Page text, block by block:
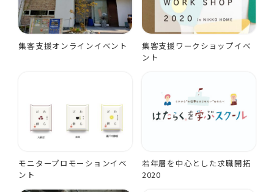
集客支援オンラインイベント
集客支援ワークショップイベ
ント
モニタープロモーションイベ
ント
若年層を中心とした求職開拓
2020